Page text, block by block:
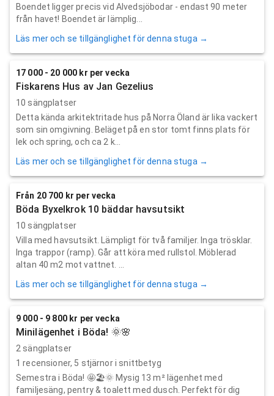
Boendet ligger precis vid Alvedsjöbodar - endast 90 meter
från havet! Boendet är lämplig...
Läs mer och se tillgänglighet för denna stuga →
17 000 - 20 000 kr per vecka
Fiskarens Hus av Jan Gezelius
10 sängplatser
Detta kända arkitektritade hus på Norra Öland är lika vackert
som sin omgivning. Beläget på en stor tomt finns plats för
lek och spring, och ca 2 k...
Läs mer och se tillgänglighet för denna stuga →
Från 20 700 kr per vecka
Böda Byxelkrok 10 bäddar havsutsikt
10 sängplatser
Villa med havsutsikt. Lämpligt för två familjer. Inga trösklar.
Inga trappor (ramp). Går att köra med rullstol. Möblerad
altan 40 m2 mot vattnet. ...
Läs mer och se tillgänglighet för denna stuga →
9 000 - 9 800 kr per vecka
Minilägenhet i Böda! 🌞🌸
2 sängplatser
1 recensioner, 5 stjärnor i snittbetyg
Semestra i Böda! 🤩🏖🌞 Mysig 13 m² lägenhet med
familjesäng, pentry & toalett med dusch. Perfekt för dig